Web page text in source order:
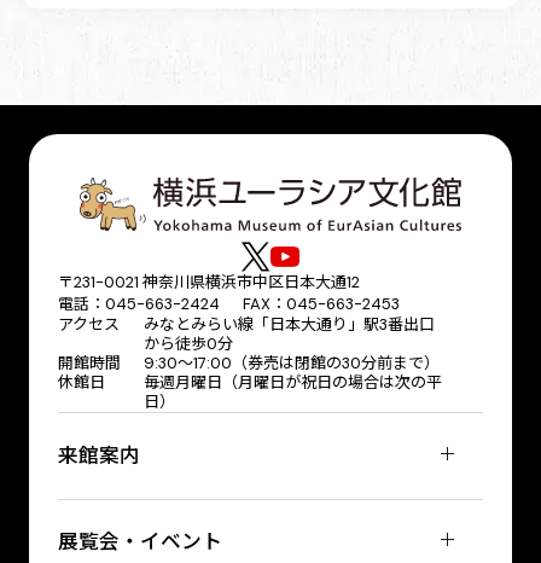
〒231-0021 神奈川県横浜市中区日本大通12
電話：045-663-2424 FAX：045-663-2453
アクセス
みなとみらい線「日本大通り」駅3番出口
から徒歩0分
開館時間
9:30～17:00（券売は閉館の30分前まで）
休館日
毎週月曜日（月曜日が祝日の場合は次の平
日）
来館案内
展覧会・イベント